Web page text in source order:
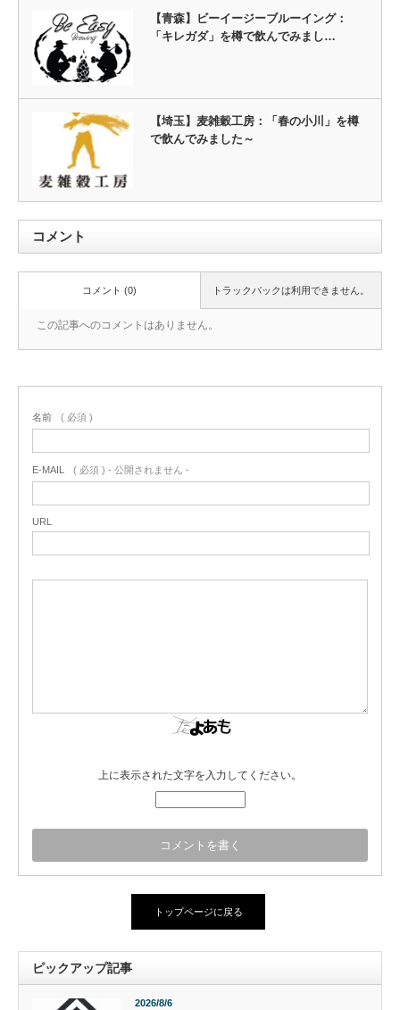
【青森】ビーイージーブルーイング：
「キレガダ」を樽で飲んでみまし…
【埼玉】麦雑穀工房：「春の小川」を樽
で飲んでみました～
コメント
トラックバックは利用できません。
コメント (0)
この記事へのコメントはありません。
名前 ( 必須 )
E-MAIL ( 必須 ) - 公開されません -
URL
上に表示された文字を入力してください。
トップページに戻る
ピックアップ記事
2026/8/6